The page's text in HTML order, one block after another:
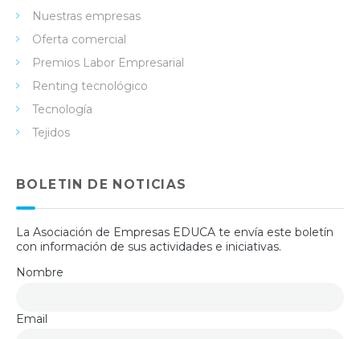
Nuestras empresas
Oferta comercial
Premios Labor Empresarial
Renting tecnológico
Tecnología
Tejidos
BOLETIN DE NOTICIAS
La Asociación de Empresas EDUCA te envía este boletín
con información de sus actividades e iniciativas.
Nombre
Email